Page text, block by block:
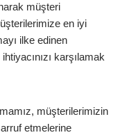
müşteri
en iyi
ilke edinen
karşılamak
müşterilerimizin
etmelerine